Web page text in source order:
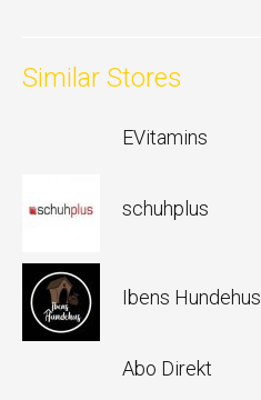
Similar Stores
EVitamins
schuhplus
Ibens Hundehus
Abo Direkt